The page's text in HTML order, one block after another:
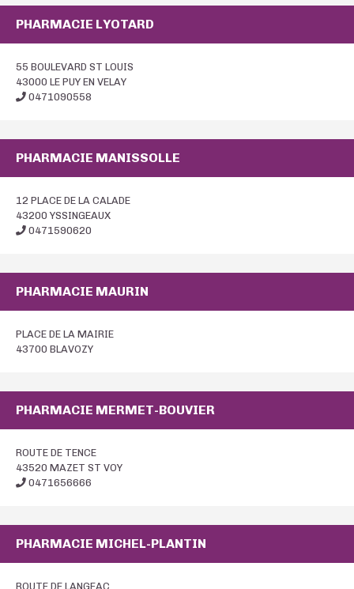
PHARMACIE LYOTARD
55 BOULEVARD ST LOUIS
43000 LE PUY EN VELAY
0471090558
PHARMACIE MANISSOLLE
12 PLACE DE LA CALADE
43200 YSSINGEAUX
0471590620
PHARMACIE MAURIN
PLACE DE LA MAIRIE
43700 BLAVOZY
PHARMACIE MERMET-BOUVIER
ROUTE DE TENCE
43520 MAZET ST VOY
0471656666
PHARMACIE MICHEL-PLANTIN
ROUTE DE LANGEAC